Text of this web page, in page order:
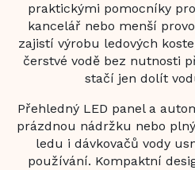
praktickými pomocníky
kancelář nebo menší
zajistí výrobu ledových
čerstvé vodě bez nutnosti
stačí jen dolít
Přehledný LED panel a
prázdnou nádržku nebo
ledu i dávkovačů vody
používání. Kompaktní